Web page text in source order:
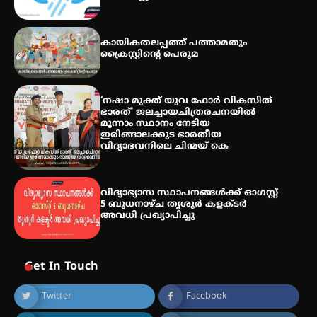
അരങ്ങ് 2026′ ആഗസ്റ്റ് 8, 9
തീയതികളിൽ
കായികതലപ്പത്ത് പത്താമതും
ക്രൈസ്റ്റിന്റെ പെരുമ
‘നഷാ മുക്ത് യുവ ഫോർ വികസിത്
ഭാരത്’ ജലച്ചായചിത്രരചനയിൽ
മൂന്നാം സ്ഥാനം നേടിയ
ഇരിങ്ങാലക്കുട ഭാരതീയ
വിദ്യാഭവനിലെ ചിന്മയ് കെ
വിദ്യാഭ്യാസ സ്ഥാപനങ്ങള്‍ക്ക് ഓഗസ്റ്റ്
5 ബുധനാഴ്ച തൃശൂർ കളക്ടർ
അവധി പ്രഖ്യാപിച്ചു
Get In Touch
Twitter Facebook